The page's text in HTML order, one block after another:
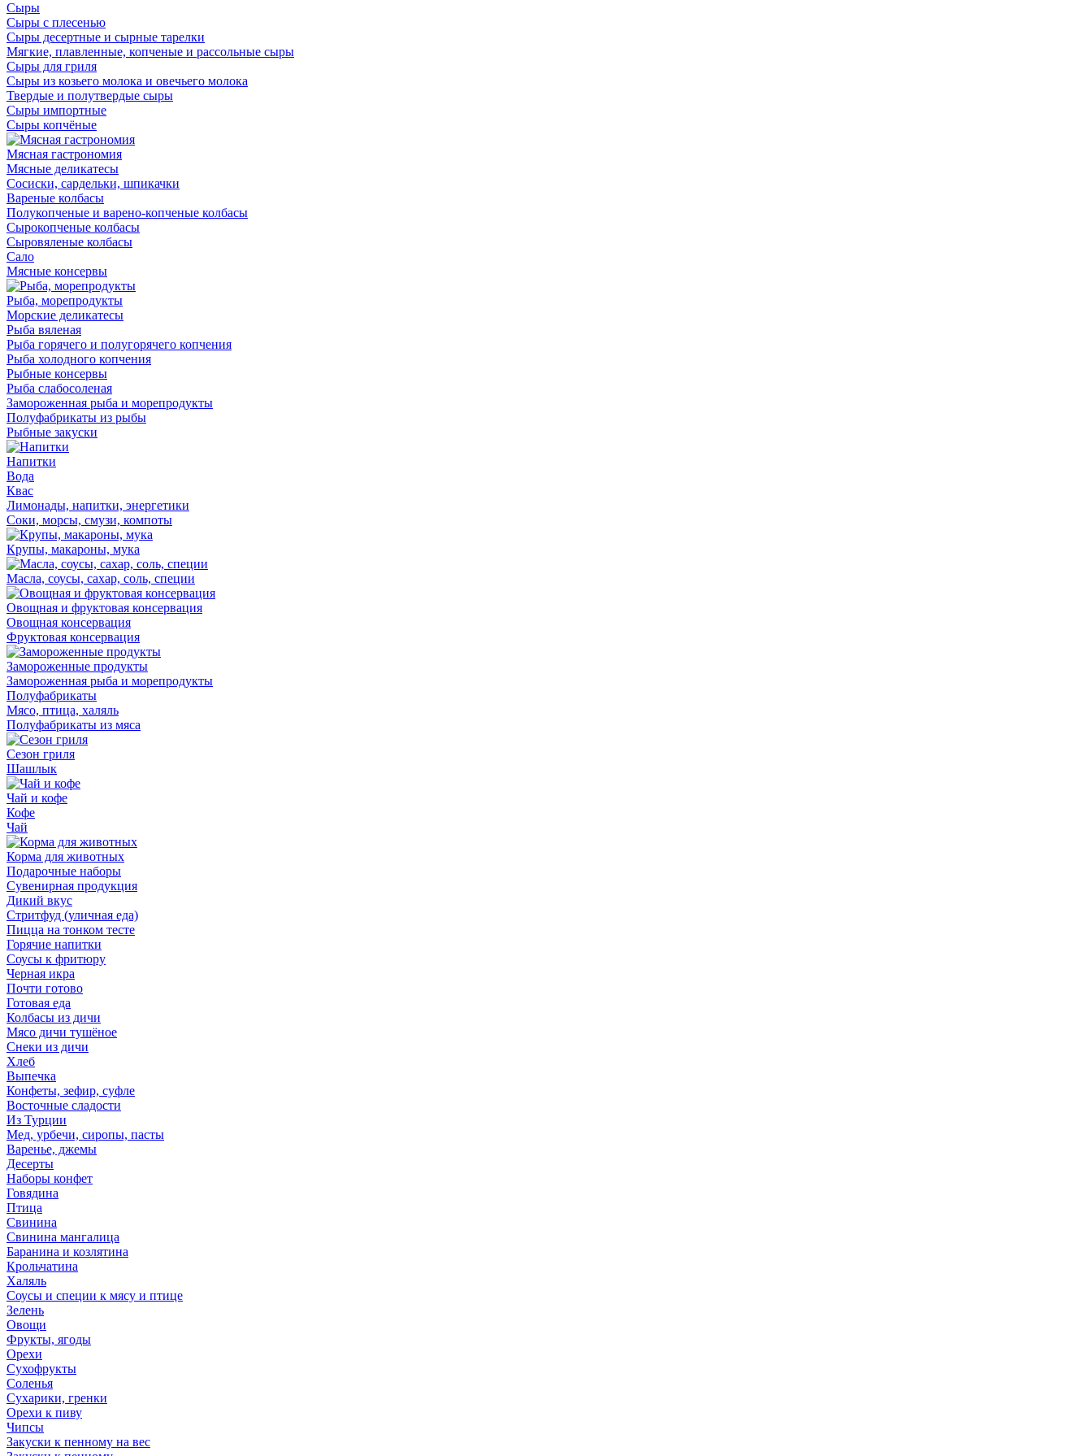
Сыры
Сыры с плесенью
Сыры десертные и сырные тарелки
Мягкие, плавленные, копченые и рассольные сыры
Сыры для гриля
Сыры из козьего молока и овечьего молока
Твердые и полутвердые сыры
Сыры импортные
Сыры копчёные
Мясная гастрономия
Мясные деликатесы
Сосиски, сардельки, шпикачки
Вареные колбасы
Полукопченые и варено-копченые колбасы
Сырокопченые колбасы
Сыровяленые колбасы
Сало
Мясные консервы
Рыба, морепродукты
Морские деликатесы
Рыба вяленая
Рыба горячего и полугорячего копчения
Рыба холодного копчения
Рыбные консервы
Рыба слабосоленая
Замороженная рыба и морепродукты
Полуфабрикаты из рыбы
Рыбные закуски
Напитки
Вода
Квас
Лимонады, напитки, энергетики
Соки, морсы, смузи, компоты
Крупы, макароны, мука
Масла, соусы, сахар, соль, специи
Овощная и фруктовая консервация
Овощная консервация
Фруктовая консервация
Замороженные продукты
Замороженная рыба и морепродукты
Полуфабрикаты
Мясо, птица, халяль
Полуфабрикаты из мяса
Сезон гриля
Шашлык
Чай и кофе
Кофе
Чай
Корма для животных
Подарочные наборы
Сувенирная продукция
Дикий вкус
Стритфуд (уличная еда)
Пицца на тонком тесте
Горячие напитки
Соусы к фритюру
Черная икра
Почти готово
Готовая еда
Колбасы из дичи
Мясо дичи тушёное
Снеки из дичи
Хлеб
Выпечка
Конфеты, зефир, суфле
Восточные сладости
Из Турции
Мед, урбечи, сиропы, пасты
Варенье, джемы
Десерты
Наборы конфет
Говядина
Птица
Свинина
Свинина мангалица
Баранина и козлятина
Крольчатина
Халяль
Соусы и специи к мясу и птице
Зелень
Овощи
Фрукты, ягоды
Орехи
Сухофрукты
Соленья
Сухарики, гренки
Орехи к пиву
Чипсы
Закуски к пенному на вес